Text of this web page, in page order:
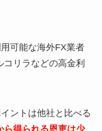
可能な海外FX業者
リラなどの高金利
ントは他社と比べる
ら得られる恩恵は少